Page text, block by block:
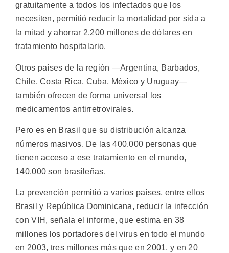
gratuitamente a todos los infectados que los
necesiten, permitió reducir la mortalidad por sida a
la mitad y ahorrar 2.200 millones de dólares en
tratamiento hospitalario.
Otros países de la región —Argentina, Barbados,
Chile, Costa Rica, Cuba, México y Uruguay—
también ofrecen de forma universal los
medicamentos antirretrovirales.
Pero es en Brasil que su distribución alcanza
números masivos. De las 400.000 personas que
tienen acceso a ese tratamiento en el mundo,
140.000 son brasileñas.
La prevención permitió a varios países, entre ellos
Brasil y República Dominicana, reducir la infección
con VIH, señala el informe, que estima en 38
millones los portadores del virus en todo el mundo
en 2003, tres millones más que en 2001, y en 20